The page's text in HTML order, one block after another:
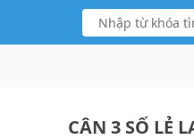
CÂN 3 SỐ LẺ